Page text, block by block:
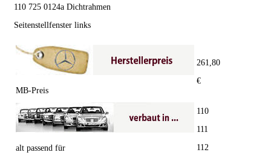
110 725 0124a Dichtrahmen
Seitenstellfenster links
MB-Preis
261,80
€
alt passend für
110
111
112